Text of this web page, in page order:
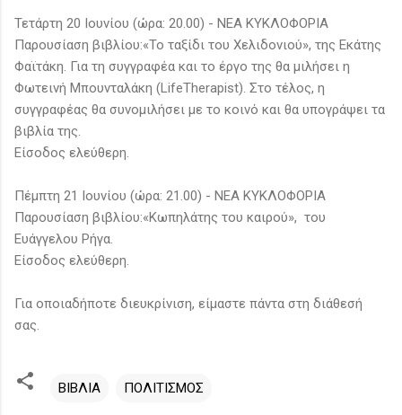
Τετάρτη 20 Ιουνίου (ώρα: 20.00) - ΝΕΑ ΚΥΚΛΟΦΟΡΙΑ
Παρουσίαση βιβλίου:«Το ταξίδι του Χελιδονιού», της Εκάτης
Φαϊτάκη. Για τη συγγραφέα και το έργο της θα μιλήσει η
Φωτεινή Μπουνταλάκη (LifeTherapist). Στο τέλος, η
συγγραφέας θα συνομιλήσει με το κοινό και θα υπογράψει τα
βιβλία της.
Είσοδος ελεύθερη.
Πέμπτη 21 Ιουνίου (ώρα: 21.00) - ΝΕΑ ΚΥΚΛΟΦΟΡΙΑ
Παρουσίαση βιβλίου:«Κωπηλάτης του καιρού», του
Ευάγγελου Ρήγα.
Είσοδος ελεύθερη.
Για οποιαδήποτε διευκρίνιση, είμαστε πάντα στη διάθεσή
σας.
ΒΙΒΛΙΑ ΠΟΛΙΤΙΣΜΟΣ